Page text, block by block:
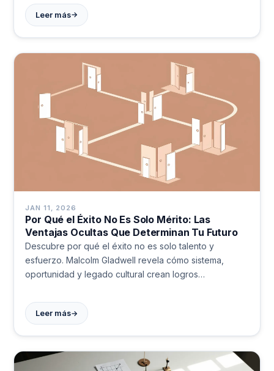
Leer más→
JAN 11, 2026
Por Qué el Éxito No Es Solo Mérito: Las
Ventajas Ocultas Que Determinan Tu Futuro
Descubre por qué el éxito no es solo talento y
esfuerzo. Malcolm Gladwell revela cómo sistema,
oportunidad y legado cultural crean logros
otros.
Leer más→